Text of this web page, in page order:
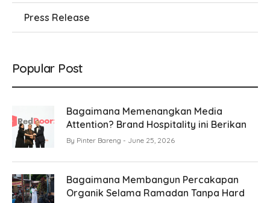
Press Release
Popular Post
Bagaimana Memenangkan Media
Attention? Brand Hospitality ini Berikan
By Pinter Bareng June 25, 2026
Bagaimana Membangun Percakapan
Organik Selama Ramadan Tanpa Hard